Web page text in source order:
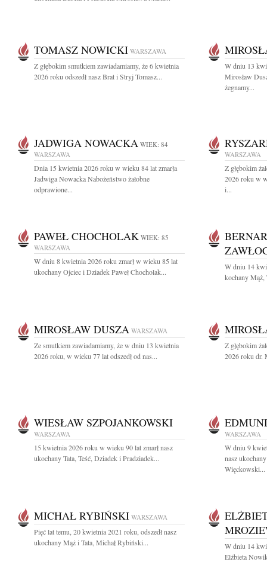
TOMASZ NOWICKI WARSZAWA
Z głębokim smutkiem zawiadamiamy, że 6 kwietnia
2026 roku odszedł nasz Brat i Stryj Tomasz...
W dniu 13
Mirosław
żegnamy...
JADWIGA NOWACKA WIEK: 84
WARSZAWA
Dnia 15 kwietnia 2026 roku w wieku 84 lat zmarła
Jadwiga Nowacka Nabożeństwo żałobne
odprawione...
WARSZAWA
Z głębokim
2026 roku w
i...
PAWEŁ CHOCHOLAK WIEK: 85
WARSZAWA
W dniu 8 kwietnia 2026 roku zmarł w wieku 85 lat
ukochany Ojciec i Dziadek Paweł Chocholak...
W dniu 14
kochany Mąż,
MIROSŁAW DUSZA WARSZAWA
Ze smutkiem zawiadamiamy, że w dniu 13 kwietnia
2026 roku, w wieku 77 lat odszedł od nas...
Z głębokim
2026 roku dr.
WIESŁAW SZPOJANKOWSKI
WARSZAWA
15 kwietnia 2026 roku w wieku 90 lat zmarł nasz
ukochany Tata, Teść, Dziadek i Pradziadek...
WARSZAWA
W dniu 9
nasz
Więckowski...
MICHAŁ RYBIŃSKI WARSZAWA
Pięć lat temu, 20 kwietnia 2021 roku, odszedł nasz
ukochany Mąż i Tata, Michał Rybiński...
W dniu 14
Elżbieta